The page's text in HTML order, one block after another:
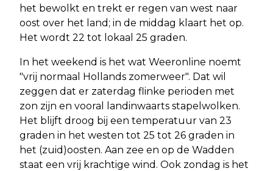
het bewolkt en trekt er regen van west naar
oost over het land; in de middag klaart het op.
Het wordt 22 tot lokaal 25 graden.
In het weekend is het wat Weeronline noemt
"vrij normaal Hollands zomerweer". Dat wil
zeggen dat er zaterdag flinke perioden met
zon zijn en vooral landinwaarts stapelwolken.
Het blijft droog bij een temperatuur van 23
graden in het westen tot 25 tot 26 graden in
het (zuid)oosten. Aan zee en op de Wadden
staat een vrij krachtige wind. Ook zondag is het